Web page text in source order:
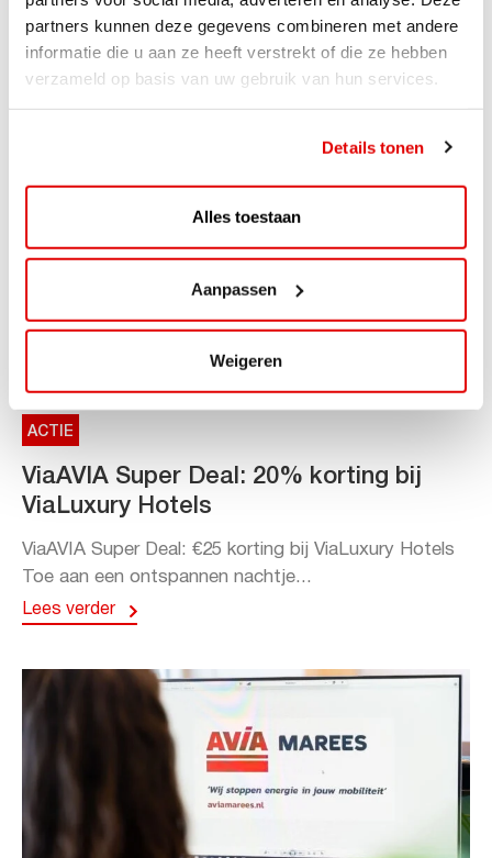
partners kunnen deze gegevens combineren met andere
informatie die u aan ze heeft verstrekt of die ze hebben
verzameld op basis van uw gebruik van hun services.
Details tonen
Alles toestaan
Aanpassen
Weigeren
AVIA VOLT en Fletcher Hotels starten landelijke uitrol
van DC-snellaadinfrastructuur AVIA VOLT en...
Lees verder
ACTIE
ViaAVIA Super Deal: 20% korting bij
ViaLuxury Hotels
ViaAVIA Super Deal: €25 korting bij ViaLuxury Hotels
Toe aan een ontspannen nachtje...
Lees verder